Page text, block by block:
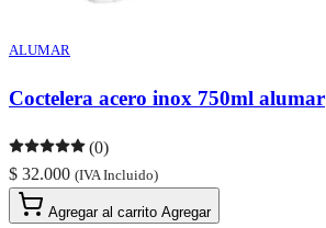
ALUMAR
Coctelera acero inox 750ml alumar
(0)
$ 32.000 (IVA Incluido)
Agregar al carrito Agregar